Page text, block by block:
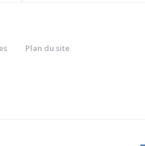
Plan du site